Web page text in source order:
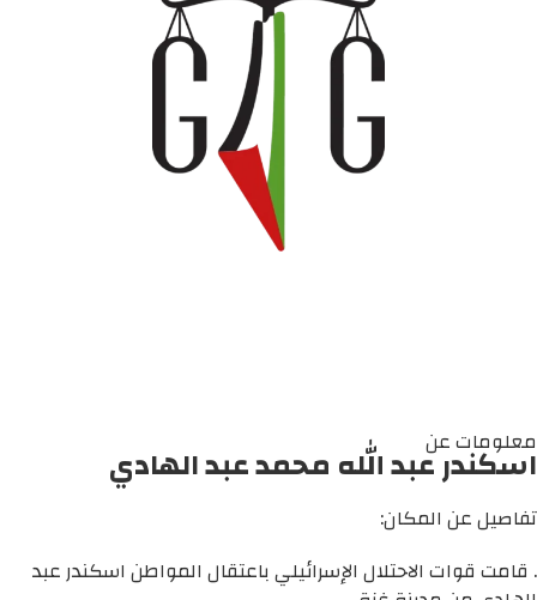
معلومات عن
اسكندر عبد الله محمد عبد الهادي
تفاصيل عن المكان:
. قامت قوات الاحتلال الإسرائيلي باعتقال المواطن اسكندر عبد